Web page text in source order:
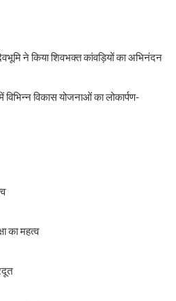
ने किया शिवभक्त कांवड़ियों का अभिनंदन
विकास योजनाओं का लोकार्पण-
का महत्व